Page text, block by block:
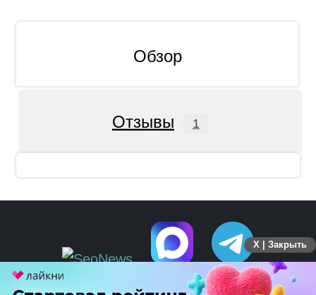
Обзор
Отзывы 1
X | Закрыть
ПЕРЕЙТИ НА ПОЛНУЮ ВЕРСИЮ